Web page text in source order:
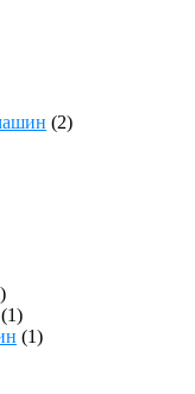
(2)
(1)
(1)